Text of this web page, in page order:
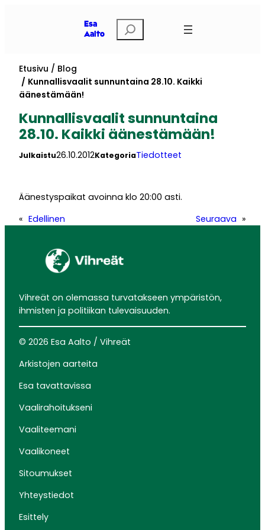
Esa
Aalto
Etsi
Etusivu
Blog
Kunnallisvaalit sunnuntaina 28.10. Kaikki
äänestämään!
Kunnallisvaalit sunnuntaina
28.10. Kaikki äänestämään!
Julkaistu26.10.2012KategoriaTiedotteet
Äänestyspaikat avoinna klo 20:00 asti.
« Edellinen Seuraava »
Vihreät on olemassa turvatakseen ympäristön,
ihmisten ja politiikan tulevaisuuden.
© 2026 Esa Aalto / Vihreät
Arkistojen aarteita
Esa tavattavissa
Vaalirahoitukseni
Vaaliteemani
Vaalikoneet
Sitoumukset
Yhteystiedot
Esittely